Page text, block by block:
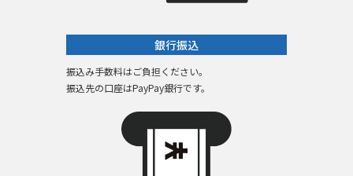
銀行振込
振込み手数料はご負担ください。
振込先の口座はPayPay銀行です。